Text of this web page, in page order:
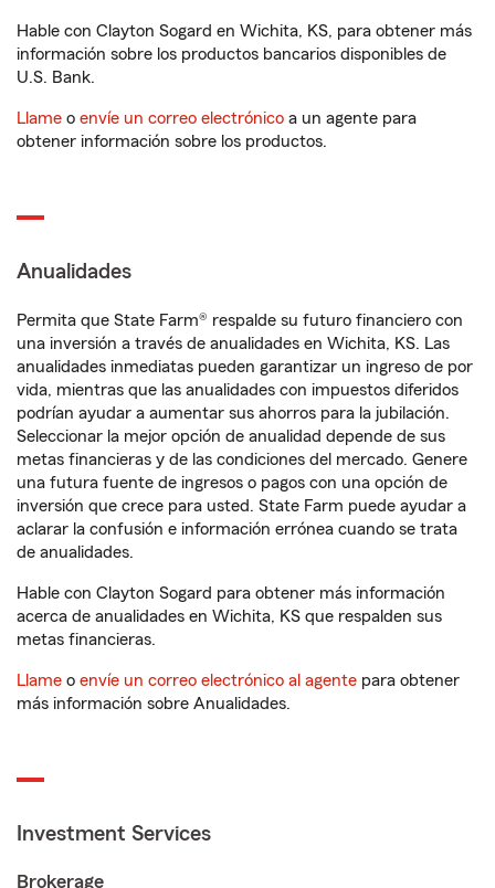
Hable con Clayton Sogard en Wichita, KS, para obtener más
información sobre los productos bancarios disponibles de
U.S. Bank.
Llame o envíe un correo electrónico a un agente para
obtener información sobre los productos.
Anualidades
Permita que State Farm® respalde su futuro financiero con
una inversión a través de anualidades en Wichita, KS. Las
anualidades inmediatas pueden garantizar un ingreso de por
vida, mientras que las anualidades con impuestos diferidos
podrían ayudar a aumentar sus ahorros para la jubilación.
Seleccionar la mejor opción de anualidad depende de sus
metas financieras y de las condiciones del mercado. Genere
una futura fuente de ingresos o pagos con una opción de
inversión que crece para usted. State Farm puede ayudar a
aclarar la confusión e información errónea cuando se trata
de anualidades.
Hable con Clayton Sogard para obtener más información
acerca de anualidades en Wichita, KS que respalden sus
metas financieras.
Llame o envíe un correo electrónico al agente para obtener
más información sobre Anualidades.
Investment Services
Brokerage